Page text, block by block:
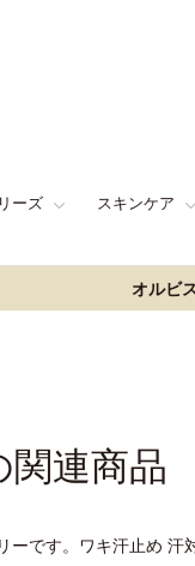
ーズ スキンケア
オルビ
関連商品
です。ワキ汗止め